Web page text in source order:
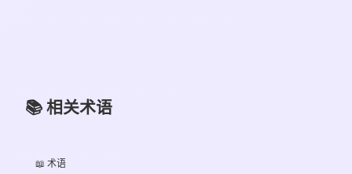
📚 相关术语
📖 术语